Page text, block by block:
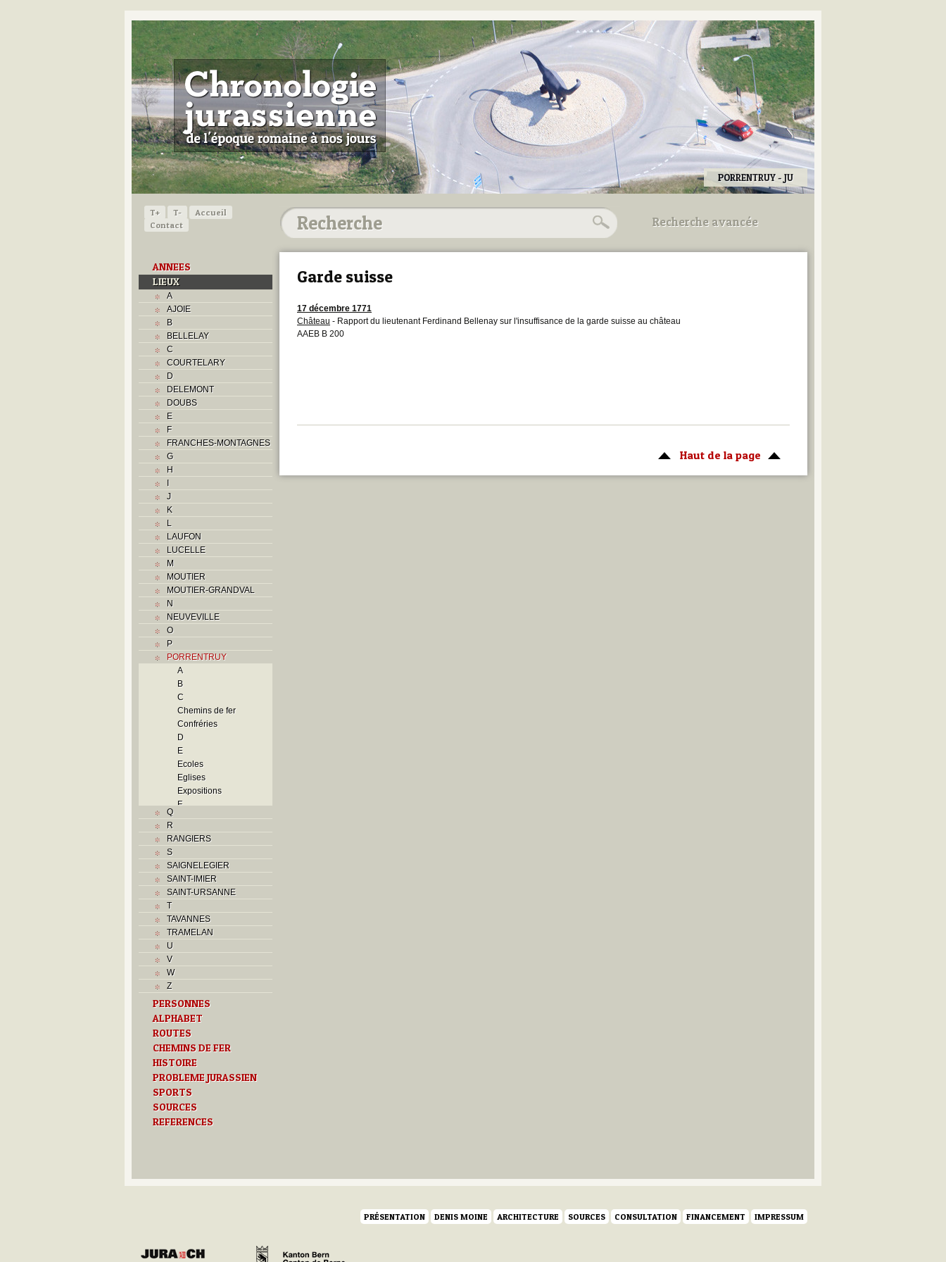
PORRENTRUY - JU
T+ T-
Accueil
Contact
ANNEES
LIEUX
A
AJOIE
B
BELLELAY
C
COURTELARY
D
DELEMONT
DOUBS
E
F
FRANCHES-MONTAGNES
G
H
I
J
K
L
LAUFON
LUCELLE
M
MOUTIER
MOUTIER-GRANDVAL
N
NEUVEVILLE
O
P
PORRENTRUY
A
B
C
Chemins de fer
Confréries
D
E
Ecoles
Eglises
Expositions
F
H
Guerres
Occupations
militaires
I
Monuments historiques
Musées
N
O
P
R
S
Sociétés locales
T
Z
Q
R
RANGIERS
S
SAIGNELEGIER
SAINT-IMIER
SAINT-URSANNE
T
TAVANNES
TRAMELAN
U
V
W
Z
PERSONNES
ALPHABET
ROUTES
CHEMINS DE FER
HISTOIRE
PROBLEME JURASSIEN
SPORTS
SOURCES
REFERENCES
Recherche avancée
Utilisez les champs ci-dessous
Garde suisse
17 décembre 1771
Château - Rapport du lieutenant Ferdinand Bellenay sur l'insuffisance de la garde suisse au château
AAEB B 200
Haut de la page
PRÉSENTATION DENIS MOINE ARCHITECTURE SOURCES CONSULTATION FINANCEMENT IMPRESSUM